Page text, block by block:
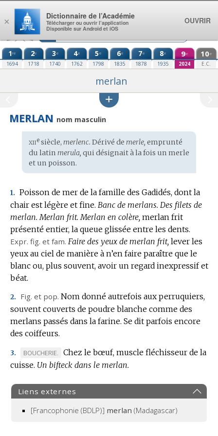
Aller au contenu
1re
1694
2e
1718
3e
1740
4e
1762
5e
1798
6e
1835
7e
1878
8e
1935
9e
2024
10e
E.C.
merlan
MERLAN nom masculin
Étymologie
:
xiiesiècle, merlenc. Dérivé de merle, emprunté
du latin merula, qui désignait à la fois un merle
et un poisson.
1. Poisson de mer de la famille des Gadidés, dont la
chair est légère et fine. Banc de merlans. Des filets de
merlan. Merlan frit. Merlan en colère, merlan frit
présenté entier, la queue glissée entre les dents.
Expr. fig. et fam. Faire des yeux de merlan frit, lever les
yeux au ciel de manière à n’en faire paraître que le
blanc ou, plus souvent, avoir un regard inexpressif et
béat.
2. Fig. et pop. Nom donné autrefois aux perruquiers,
souvent couverts de poudre blanche comme des
merlans passés dans la farine. Se dit parfois encore
des coiffeurs.
3.
MARQUE
DE
:
BOUCHERIE.
Chez le bœuf, muscle fléchisseur de la
cuisse. Un bifteck dans le merlan.
Liens externes
[Francophonie (BDLP)] merlan (Madagascar)
×
Dictionnaire de l’Académie
Télécharger ou ouvrir l’application
Disponible sur Android et iOS
OUVRIR